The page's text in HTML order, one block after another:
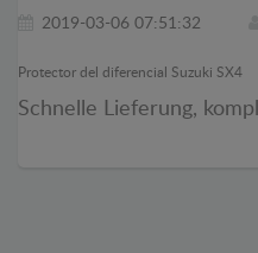
2019-03-06 07:51:32
Protector del diferencial Suzuki SX4
Schnelle Lieferung,